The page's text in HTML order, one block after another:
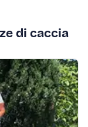
di caccia